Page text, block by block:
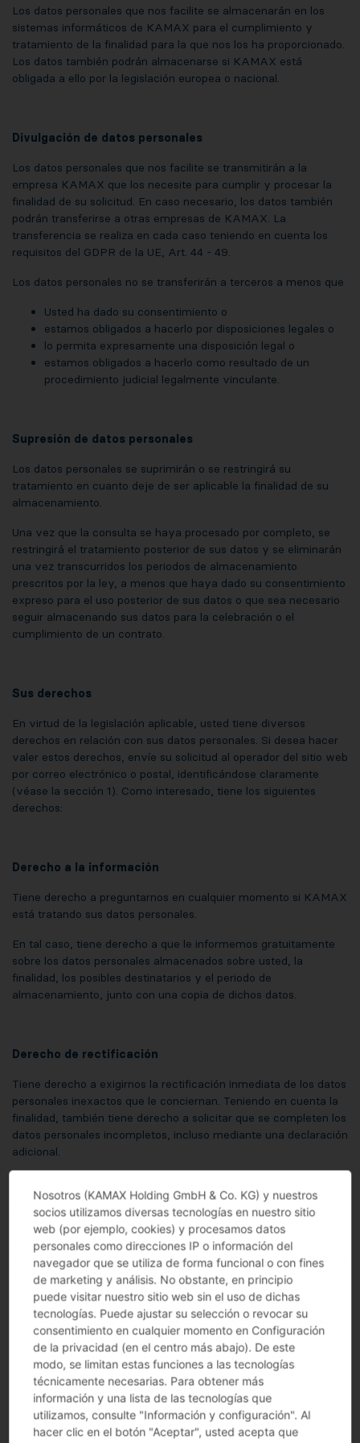
Los datos personales que nos facilite se almacenarán en los
sistemas informáticos de KAMAX para el cumplimiento y
tratamiento de la finalidad para la que nos los ha proporcionado.
Los datos también podrán almacenarse si KAMAX está
obligada a ello por la legislación europea o nacional.
Divulgación de datos personales
Los datos personales que nos facilite se transmitirán a la
empresa KAMAX que los necesite para cumplir y procesar la
finalidad de su solicitud. En caso necesario, los datos también
podrán transferirse a otras empresas de KAMAX. La
transferencia se realiza en cada caso teniendo en cuenta los
requisitos del GDPR de la UE, Art. 44 - 49.
Los datos personales no se transferirán a terceros a menos que
Usted ha dado su consentimiento o
estamos obligados a hacerlo por disposiciones legales o
lo permita expresamente una disposición legal o
estamos obligados a hacerlo como resultado de un
procedimiento judicial legalmente vinculante.
Supresión de datos personales
Los datos personales se suprimirán o se restringirá su
tratamiento en cuanto deje de ser aplicable la finalidad de su
almacenamiento.
Una vez que la consulta se haya procesado por completo, se
restringirá el tratamiento posterior de sus datos y se eliminarán
una vez transcurridos los periodos de almacenamiento
prescritos por la ley, a menos que haya dado su consentimiento
expreso para el uso posterior de sus datos o que sea necesario
seguir almacenando sus datos para la celebración o el
cumplimiento de un contrato.
Sus derechos
En virtud de la legislación aplicable, usted tiene diversos
derechos en relación con sus datos personales. Si desea hacer
valer estos derechos, envíe su solicitud al operador del sitio web
por correo electrónico o postal, identificándose claramente
(véase la sección 1). Como interesado, tiene los siguientes
derechos:
Derecho a la información
Tiene derecho a preguntarnos en cualquier momento si KAMAX
está tratando sus datos personales.
En tal caso, tiene derecho a que le informemos gratuitamente
sobre los datos personales almacenados sobre usted, la
finalidad, los posibles destinatarios y el periodo de
almacenamiento, junto con una copia de dichos datos.
Derecho de rectificación
Tiene derecho a exigirnos la rectificación inmediata de los datos
personales inexactos que le conciernan. Teniendo en cuenta la
finalidad, también tiene derecho a solicitar que se completen los
datos personales incompletos, incluso mediante una declaración
adicional.
Derecho de supresión ("derecho al olvido")
Tiene derecho a solicitar la supresión de los datos personales
que le conciernen sin demora indebida cuando se aplique uno de
los siguientes motivos:
los datos personales ya no son necesarios para los fines
para los que fueron recogidos o tratados de otro modo.
Usted retira el consentimiento en el que se basaba el
tratamiento y no existe ningún otro fundamento jurídico
para el tratamiento.
Usted se opone al tratamiento y no existen motivos
legítimos imperiosos para el tratamiento.
El tratamiento de los datos personales ha sido ilícito.
La supresión de datos personales es necesaria para
Nosotros (KAMAX Holding GmbH & Co. KG) y nuestros
socios utilizamos diversas tecnologías en nuestro sitio
web (por ejemplo, cookies) y procesamos datos
personales como direcciones IP o información del
navegador que se utiliza de forma funcional o con fines
de marketing y análisis. No obstante, en principio
puede visitar nuestro sitio web sin el uso de dichas
tecnologías. Puede ajustar su selección o revocar su
consentimiento en cualquier momento en Configuración
de la privacidad (en el centro más abajo). De este
modo, se limitan estas funciones a las tecnologías
técnicamente necesarias. Para obtener más
información y una lista de las tecnologías que
utilizamos, consulte "Información y configuración". Al
hacer clic en el botón "Aceptar", usted acepta que